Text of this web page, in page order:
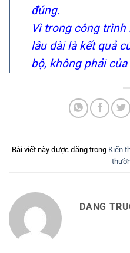
đúng.
Vì trong công
lâu dài là kết quả
bộ, không phải
Bài viết này được đăng trong Kiến
DANG